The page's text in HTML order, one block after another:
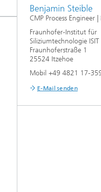
Benjamin Steible
CMP Process Engineer
Fraunhofer-Institut für
Siliziumtechnologie ISIT
Fraunhoferstraße 1
25524 Itzehoe
Mobil +49 4821 17-
E-Mail senden